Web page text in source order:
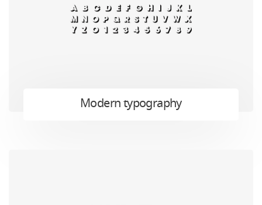
Modern typography